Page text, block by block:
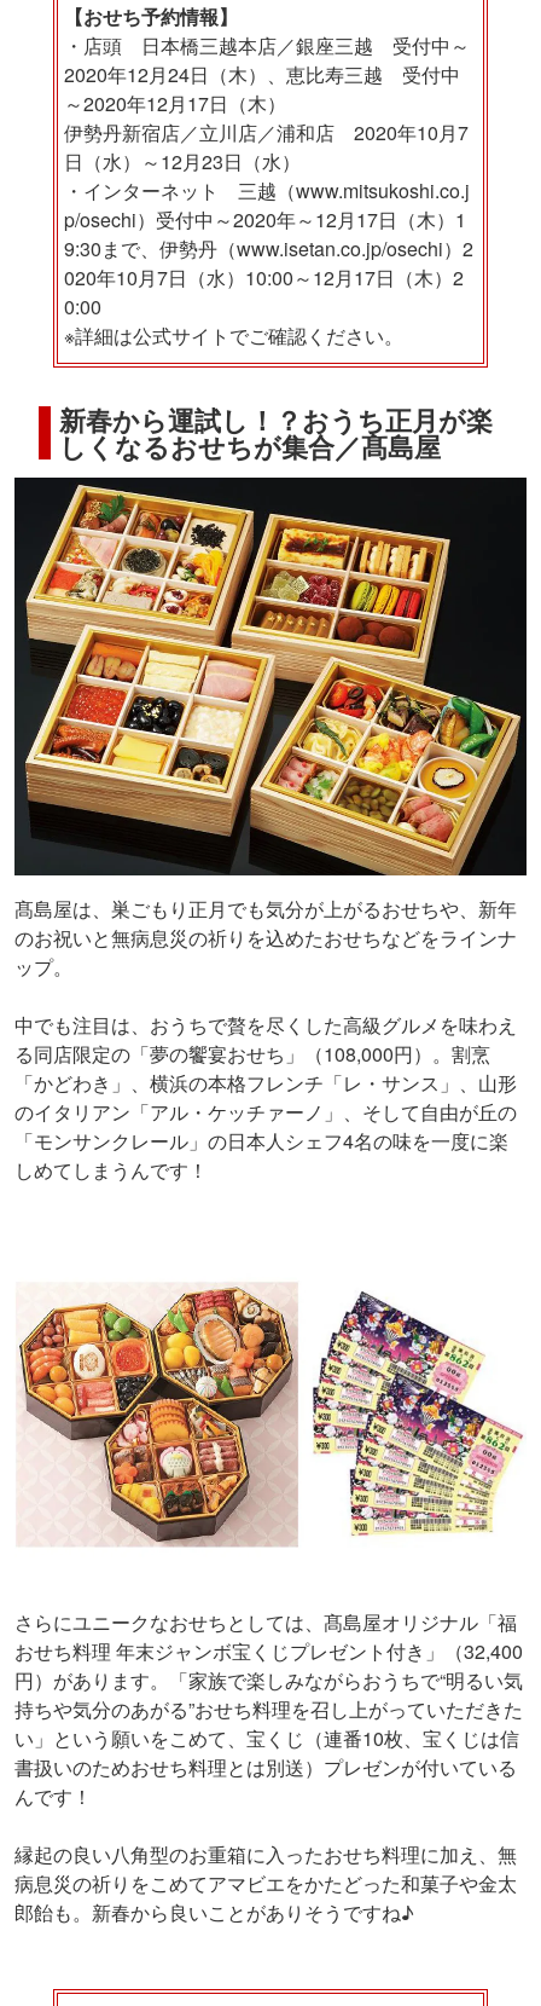
【おせち予約情報】
・店頭 日本橋三越本店／銀座三越 受付中～
2020年12月24日（木）、恵比寿三越 受付中
～2020年12月17日（木）
伊勢丹新宿店／立川店／浦和店 2020年10月7
日（水）～12月23日（水）
・インターネット 三越（www.mitsukoshi.co.j
p/osechi）受付中～2020年～12月17日（木）1
9:30まで、伊勢丹（www.isetan.co.jp/osechi）2
020年10月7日（水）10:00～12月17日（木）2
0:00
※詳細は公式サイトでご確認ください。
新春から運試し！？おうち正月が楽
しくなるおせちが集合／髙島屋
髙島屋は、巣ごもり正月でも気分が上がるおせちや、新年
のお祝いと無病息災の祈りを込めたおせちなどをラインナ
ップ。
中でも注目は、おうちで贅を尽くした高級グルメを味わえ
る同店限定の「夢の饗宴おせち」（108,000円）。割烹
「かどわき」、横浜の本格フレンチ「レ・サンス」、山形
のイタリアン「アル・ケッチァーノ」、そして自由が丘の
「モンサンクレール」の日本人シェフ4名の味を一度に楽
しめてしまうんです！
さらにユニークなおせちとしては、髙島屋オリジナル「福
おせち料理 年末ジャンボ宝くじプレゼント付き」（32,400
円）があります。「家族で楽しみながらおうちで“明るい気
持ちや気分のあがる”おせち料理を召し上がっていただきた
い」という願いをこめて、宝くじ（連番10枚、宝くじは信
書扱いのためおせち料理とは別送）プレゼンが付いている
んです！
縁起の良い八角型のお重箱に入ったおせち料理に加え、無
病息災の祈りをこめてアマビエをかたどった和菓子や金太
郎飴も。新春から良いことがありそうですね♪